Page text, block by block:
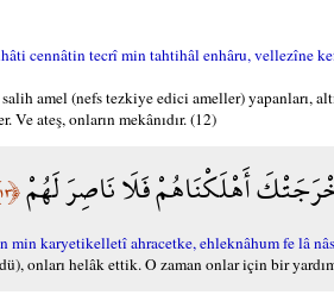
cennâtin tecrî min tahtihâl enhâru, vellezîne
amel (nefs tezkiye edici ameller) yapanları,
ateş, onların mekânıdır. (12)
أَهْلَكْنَاهُمْ فَلَا نَاصِرَ لَهُمْ﴿١٣﴾
karyetikelletî ahracetke, ehleknâhum fe lâ
onları helâk ettik. O zaman onlar için bir